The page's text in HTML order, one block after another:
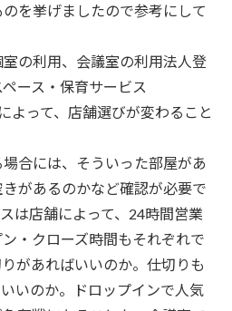
を挙げましたので参考にして
の利用、会議室の利用法人登
ース・保育サービス
よって、店舗選びが変わること
合には、そういった部屋があ
があるのかなど確認が必要で
は店舗によって、24時間営業
・クローズ時間もそれぞれで
があればいいのか。仕切りも
いのか。ドロップインで人気